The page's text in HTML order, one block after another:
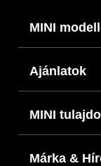
MINI
Ajánlatok
MINI
Márka &